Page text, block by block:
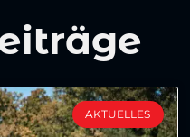
AKTUELLES